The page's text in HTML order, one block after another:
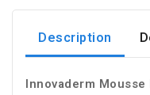
Description
Innovaderm